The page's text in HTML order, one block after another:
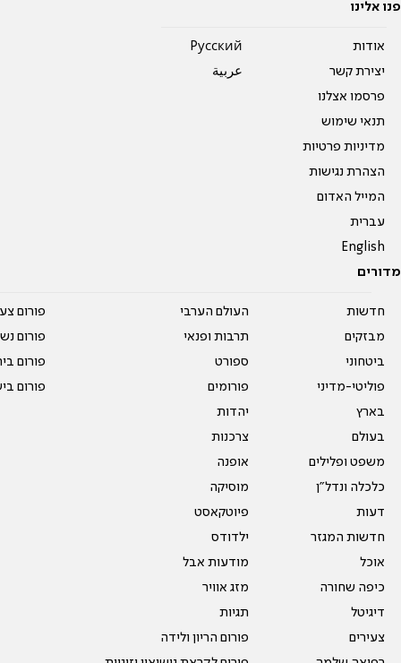
פנו אלינו
אודות
יצירת קשר
פרסמו אצלנו
תנאי שימוש
מדיניות פרטיות
הצהרת נגישות
המייל האדום
עברית
English
Pусский
عربية
מדורים
חדשות
מבזקים
ביטחוני
פוליטי-מדיני
בארץ
בעולם
משפט ופלילים
כלכלה ונדל"ן
דעות
חדשות המגזר
אוכל
כיפה שחורה
דיגיטל
צעירים
העולם הערבי
תרבות ופנאי
ספורט
פורומים
יהדות
צרכנות
אופנה
מוסיקה
פיוטקאסט
ילדודס
מודעות אבל
מזג אוויר
תגיות
פורום הריון ולידה
פורום
פורום
פורום
פורום